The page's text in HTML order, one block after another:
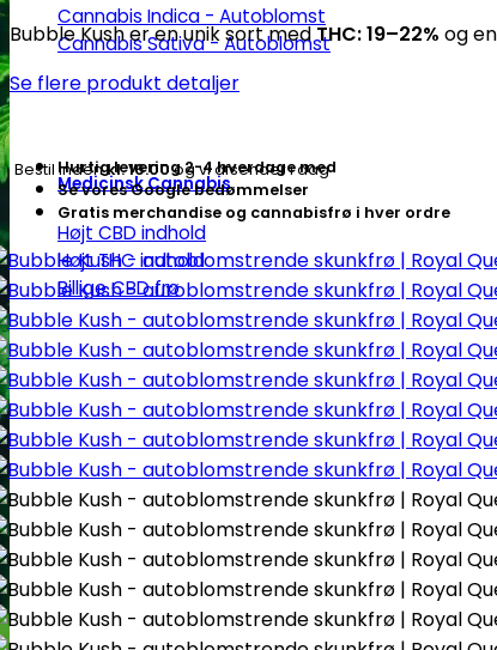
Cannabis Indica - Autoblomst
Cannabis Sativa - Autoblomst
Medicinsk Cannabis
Højt CBD indhold
Højt THC indhold
Billige CBD frø
autoblomstrende
skunkfrø
Queen
Seeds
antal
Bubble Kush er en unik sort medTHC: 19–22% og
Se flere produkt detaljer
Bestil indenkl. 16.00og vi afsender i dag
Hurtig levering 2-4 hverdage med
Se vores Google bedømmelser
Gratis merchandise og cannabisfrø i hver ordre